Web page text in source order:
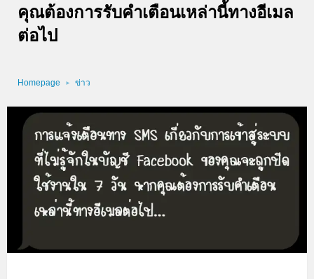
คุณต้องการรับคำเตือนเหล่านี้ทางอีเมล
ต่อไป
Homepage ข่าว